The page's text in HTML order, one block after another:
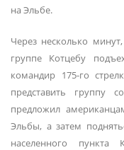
на Эльбе.
Через несколько
группе Котцебу
командир 175-го
представить группу
предложил
Эльбы, а затем
населенного